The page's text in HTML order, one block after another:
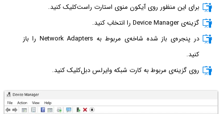
برای این منظور روی آیکون منوی استارت راست‌کلیک کنید.
گزینه‌ی Device Manager را انتخاب کنید.
در پنجره‌ی باز شده شاخه‌ی مربوط به Network Adapters را باز
کنید.
روی گزینه‌ی مربوط به کارت شبکه وایرلس دبل‌کلیک کنید.